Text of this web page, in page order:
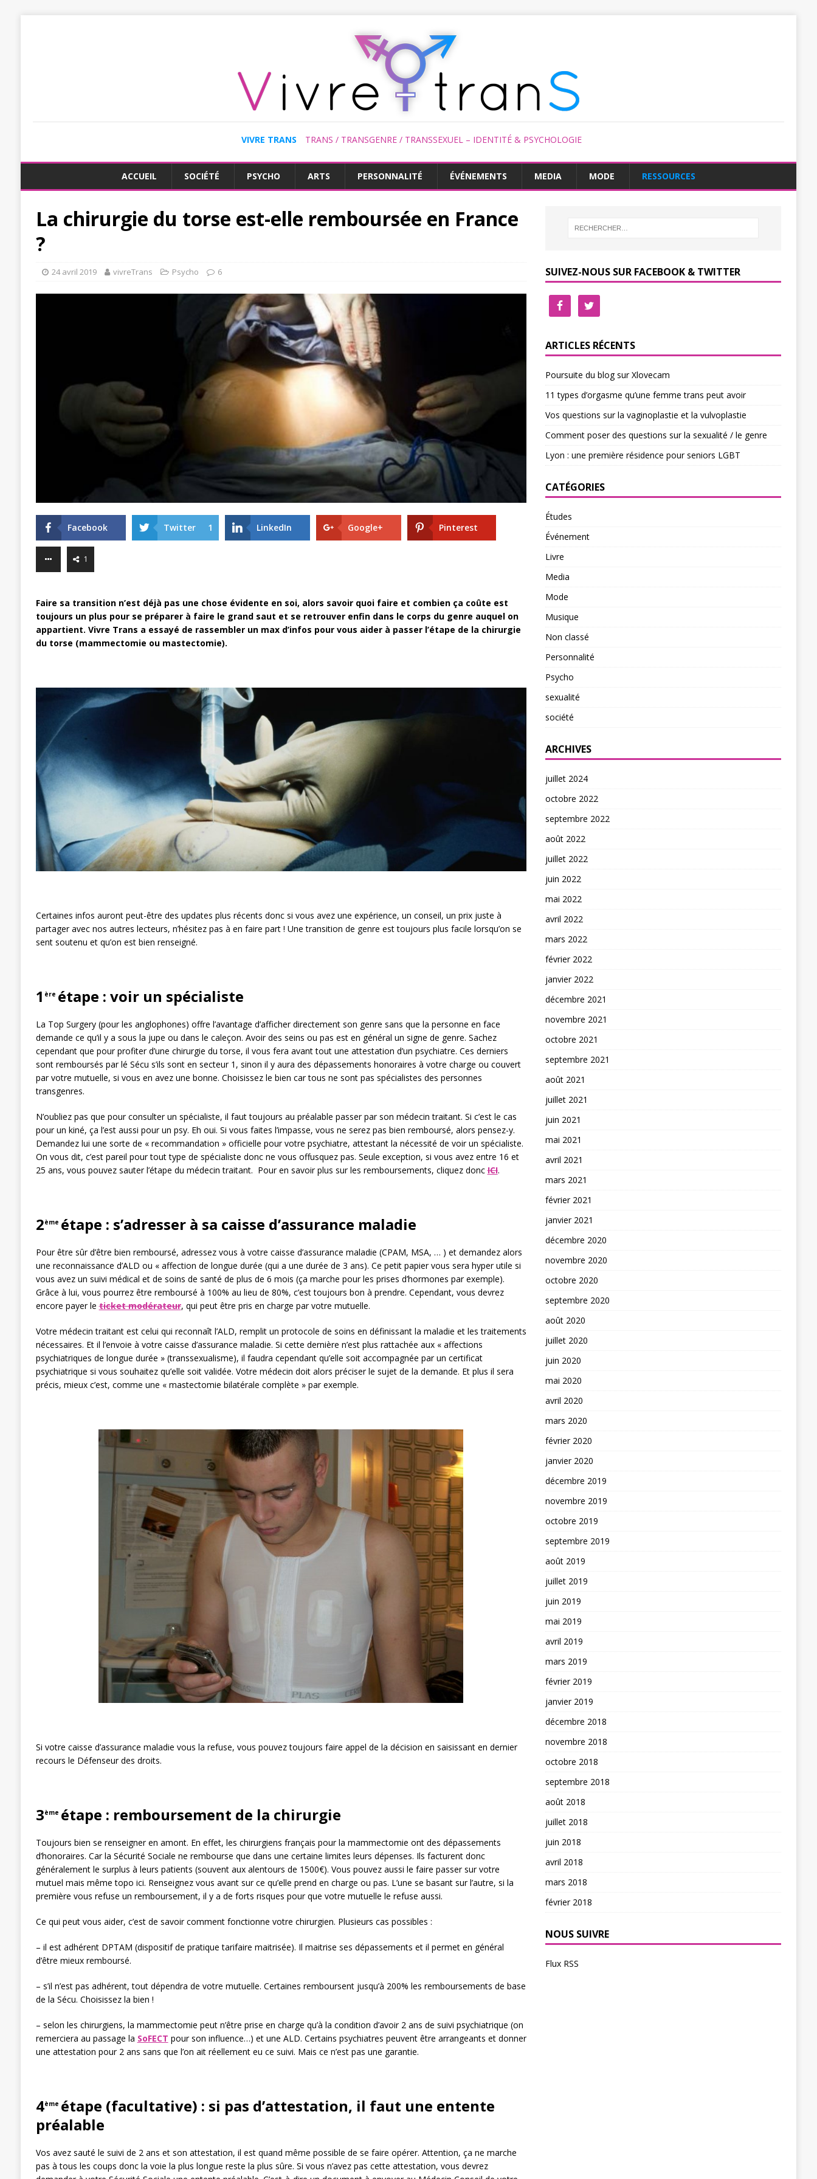
VIVRE TRANS TRANS / TRANSGENRE / TRANSSEXUEL – IDENTITÉ & PSYCHOLOGIE
ACCUEIL SOCIÉTÉ PSYCHO ARTS PERSONNALITÉ ÉVÉNEMENTS MEDIA MODE RESSOURCES
La chirurgie du torse est-elle remboursée en France
?
24 avril 2019 vivreTrans Psycho 6
Facebook Twitter 1 LinkedIn Google+ Pinterest
1
Faire sa transition n’est déjà pas une chose évidente en soi, alors savoir quoi faire et combien ça coûte est
toujours un plus pour se préparer à faire le grand saut et se retrouver enfin dans le corps du genre auquel on
appartient. Vivre Trans a essayé de rassembler un max d’infos pour vous aider à passer l’étape de la chirurgie
du torse (mammectomie ou mastectomie).
Certaines infos auront peut-être des updates plus récents donc si vous avez une expérience, un conseil, un prix juste à
partager avec nos autres lecteurs, n’hésitez pas à en faire part ! Une transition de genre est toujours plus facile lorsqu’on se
sent soutenu et qu’on est bien renseigné.
1 ère étape : voir un spécialiste
La Top Surgery (pour les anglophones) offre l’avantage d’afficher directement son genre sans que la personne en face
demande ce qu’il y a sous la jupe ou dans le caleçon. Avoir des seins ou pas est en général un signe de genre. Sachez
cependant que pour profiter d’une chirurgie du torse, il vous fera avant tout une attestation d’un psychiatre. Ces derniers
sont remboursés par lé Sécu s’ils sont en secteur 1, sinon il y aura des dépassements honoraires à votre charge ou couvert
par votre mutuelle, si vous en avez une bonne. Choisissez le bien car tous ne sont pas spécialistes des personnes
transgenres.
N’oubliez pas que pour consulter un spécialiste, il faut toujours au préalable passer par son médecin traitant. Si c’est le cas
pour un kiné, ça l’est aussi pour un psy. Eh oui. Si vous faites l’impasse, vous ne serez pas bien remboursé, alors pensez-y.
Demandez lui une sorte de « recommandation » officielle pour votre psychiatre, attestant la nécessité de voir un spécialiste.
On vous dit, c’est pareil pour tout type de spécialiste donc ne vous offusquez pas. Seule exception, si vous avez entre 16 et
25 ans, vous pouvez sauter l’étape du médecin traitant. Pour en savoir plus sur les remboursements, cliquez doncICI.
2ème étape : s’adresser à sa caisse d’assurance maladie
Pour être sûr d’être bien remboursé, adressez vous à votre caisse d’assurance maladie (CPAM, MSA, … ) et demandez alors
une reconnaissance d’ALD ou « affection de longue durée (qui a une durée de 3 ans). Ce petit papier vous sera hyper utile si
vous avez un suivi médical et de soins de santé de plus de 6 mois (ça marche pour les prises d’hormones par exemple).
Grâce à lui, vous pourrez être remboursé à 100% au lieu de 80%, c’est toujours bon à prendre. Cependant, vous devrez
encore payer leticket modérateur, qui peut être pris en charge par votre mutuelle.
Votre médecin traitant est celui qui reconnaît l’ALD, remplit un protocole de soins en définissant la maladie et les traitements
nécessaires. Et il l’envoie à votre caisse d’assurance maladie. Si cette dernière n’est plus rattachée aux « affections
psychiatriques de longue durée » (transsexualisme), il faudra cependant qu’elle soit accompagnée par un certificat
psychiatrique si vous souhaitez qu’elle soit validée. Votre médecin doit alors préciser le sujet de la demande. Et plus il sera
précis, mieux c’est, comme une « mastectomie bilatérale complète » par exemple.
Si votre caisse d’assurance maladie vous la refuse, vous pouvez toujours faire appel de la décision en saisissant en dernier
recours le Défenseur des droits.
3ème étape : remboursement de la chirurgie
Toujours bien se renseigner en amont. En effet, les chirurgiens français pour la mammectomie ont des dépassements
d’honoraires. Car la Sécurité Sociale ne rembourse que dans une certaine limites leurs dépenses. Ils facturent donc
généralement le surplus à leurs patients (souvent aux alentours de 1500€). Vous pouvez aussi le faire passer sur votre
mutuel mais même topo ici. Renseignez vous avant sur ce qu’elle prend en charge ou pas. L’une se basant sur l’autre, si la
première vous refuse un remboursement, il y a de forts risques pour que votre mutuelle le refuse aussi.
Ce qui peut vous aider, c’est de savoir comment fonctionne votre chirurgien. Plusieurs cas possibles :
– il est adhérent DPTAM (dispositif de pratique tarifaire maitrisée). Il maitrise ses dépassements et il permet en général
d’être mieux remboursé.
– s’il n’est pas adhérent, tout dépendra de votre mutuelle. Certaines remboursent jusqu’à 200% les remboursements de base
de la Sécu. Choisissez la bien !
– selon les chirurgiens, la mammectomie peut n’être prise en charge qu’à la condition d’avoir 2 ans de suivi psychiatrique (on
remerciera au passage la SoFECT pour son influence…) et une ALD. Certains psychiatres peuvent être arrangeants et donner
une attestation pour 2 ans sans que l’on ait réellement eu ce suivi. Mais ce n’est pas une garantie.
4ème étape (facultative) : si pas d’attestation, il faut une entente
préalable
Vos avez sauté le suivi de 2 ans et son attestation, il est quand même possible de se faire opérer. Attention, ça ne marche
pas à tous les coups donc la voie la plus longue reste la plus sûre. Si vous n’avez pas cette attestation, vous devrez
SUIVEZ-NOUS SUR FACEBOOK & TWITTER
ARTICLES RÉCENTS
Poursuite du blog sur Xlovecam
11 types d’orgasme qu’une femme trans peut avoir
Vos questions sur la vaginoplastie et la vulvoplastie
Comment poser des questions sur la sexualité / le genre
Lyon : une première résidence pour seniors LGBT
CATÉGORIES
Études
Événement
Livre
Media
Mode
Musique
Non classé
Personnalité
Psycho
sexualité
société
ARCHIVES
juillet 2024
octobre 2022
septembre 2022
août 2022
juillet 2022
juin 2022
mai 2022
avril 2022
mars 2022
février 2022
janvier 2022
décembre 2021
novembre 2021
octobre 2021
septembre 2021
août 2021
juillet 2021
juin 2021
mai 2021
avril 2021
mars 2021
février 2021
janvier 2021
décembre 2020
novembre 2020
octobre 2020
septembre 2020
août 2020
juillet 2020
juin 2020
mai 2020
avril 2020
mars 2020
février 2020
janvier 2020
décembre 2019
novembre 2019
octobre 2019
septembre 2019
août 2019
juillet 2019
juin 2019
mai 2019
avril 2019
mars 2019
février 2019
janvier 2019
décembre 2018
novembre 2018
octobre 2018
septembre 2018
août 2018
juillet 2018
juin 2018
avril 2018
mars 2018
février 2018
NOUS SUIVRE
Flux RSS